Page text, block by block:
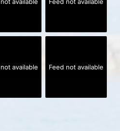
available Feed not available